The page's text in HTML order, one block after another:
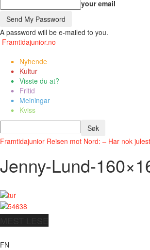
your email
A password will be e-mailed to you.
Framtidajunior.no
Nyhende
Kultur
Visste du at?
Fritid
Meiningar
Kviss
Framtidajunior Reisen mot Nord: – Har nok
Jenny-Lund-
FN